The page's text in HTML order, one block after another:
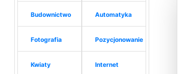
Budownictwo
Fotografia
Kwiaty
Automatyka
Pozycjonowanie
Internet